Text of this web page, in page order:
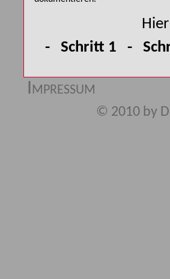
- Schritt 1 -
Impressum
© 2010 by